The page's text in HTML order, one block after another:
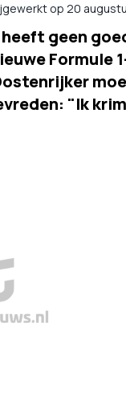
op 20
geen
Formule
"Ik